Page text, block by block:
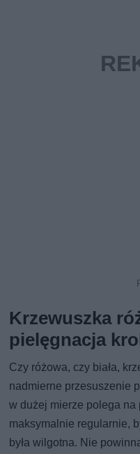
Krzewuszka
pielęgnacja
Czy różowa, czy biała,
nadmierne przesuszenie
w dużej mierze polega
maksymalnie regularnie,
była wilgotna. Nie